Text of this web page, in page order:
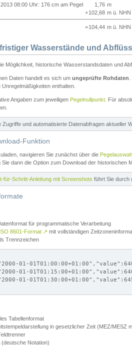
08:00 Uhr: 176 cm am Pegel
1,76 m
+102,68 m ü. NHN
=104,44 m ü. NHN
Wasserstände und
Möglichkeit, historische Wasserstandsdaten und
Daten handelt es sich um ungeprüfte Rohdaten
enthalten.
Angaben zum jeweiligen Pegelnullpunkt . Für
Zugriffe und automatisierte Datenabfragen aktueller
Funktion
navigieren Sie zunächst über die
Sie dann die Option zum Download der historischen
für-Schritt-Anleitung mit Screenshots führt Sie durch
für programmatische Verarbeitung
ISO 8601-Format ↗ mit vollständigen
Trennzeichen
01-
01-
01-
Tabellenformat
in gesetzlicher Zeit (MEZ/MESZ
(deutsche Notation)